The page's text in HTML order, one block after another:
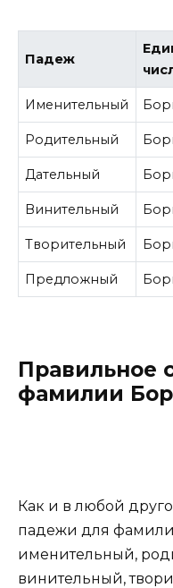
Падеж
Именительный
Родительный
Дательный
Винительный
Творительный
Предложный
Правильное
фамилии
Как и в любой
падежи для
именительный,
винительный,